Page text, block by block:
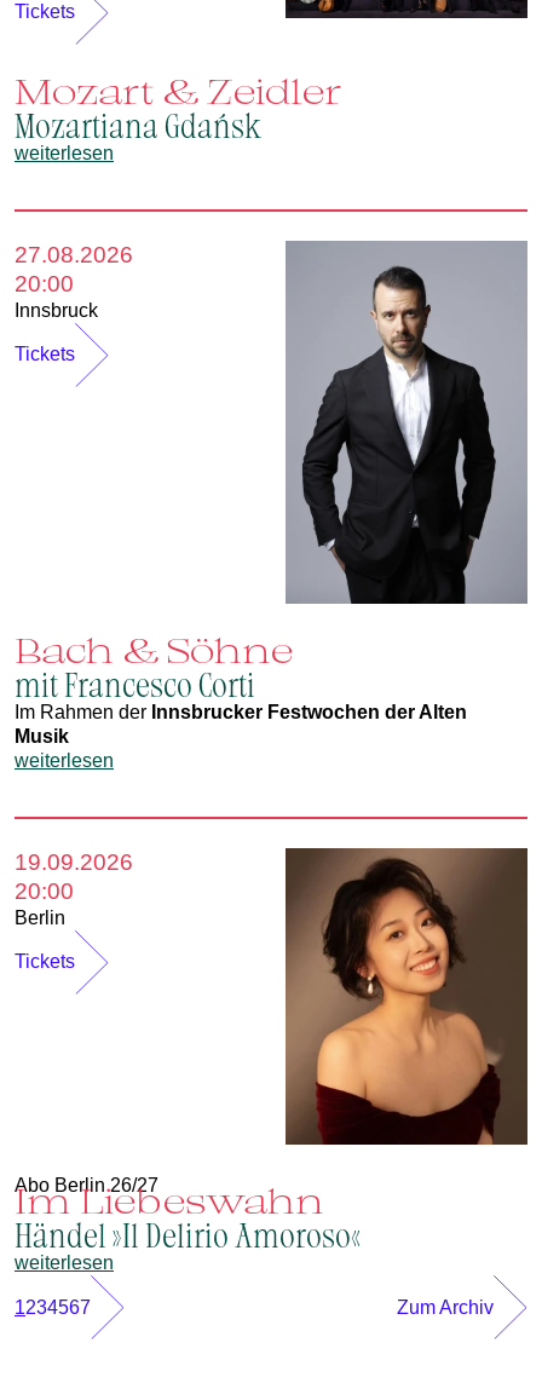
Tickets
Mozart & Zeidler
Mozartiana Gdańsk
weiterlesen
27.08.2026
20:00
Innsbruck
Tickets
Bach & Söhne
mit Francesco Corti
Im Rahmen der Innsbrucker Festwochen der Alten
Musik
weiterlesen
19.09.2026
20:00
Berlin
Tickets
Abo Berlin 26/27
Im Liebeswahn
Händel »Il Delirio Amoroso«
weiterlesen
1234567 Zum Archiv